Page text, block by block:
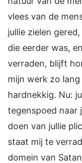
vlees van de
jullie zielen
die eerder was,
verraden, blijft
mijn werk zo
hardnekkig. Nu:
tegenspoed naar
doen van jullie
staat mij te
domein van